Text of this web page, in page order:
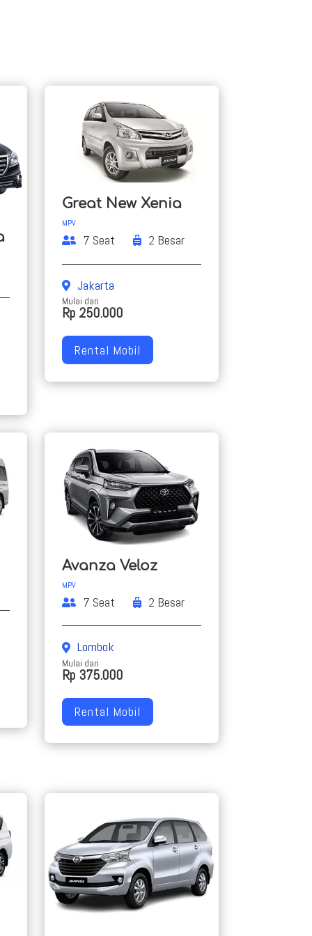
Great New Xenia
MPV
7 Seat 2 Besar
Jakarta
Mulai dari
Rp 250.000
Rental Mobil
Avanza Veloz
MPV
7 Seat 2 Besar
Lombok
Mulai dari
Rp 375.000
Rental Mobil